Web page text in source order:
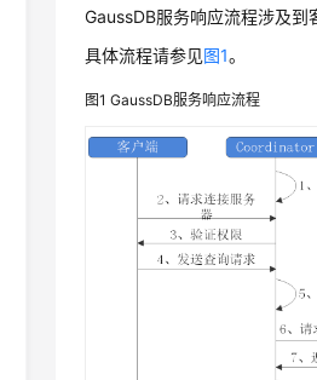
GaussDB服务响应流程涉及到
具体流程请参见图1。
图1GaussDB服务响应流程